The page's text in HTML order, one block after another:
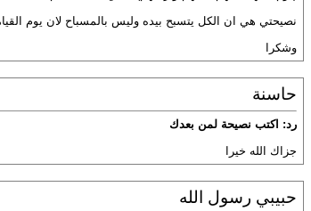
نصيحتي هي ان الكل يتسبح بيده وليس بالمسباح لان يوم
وشكرا
حاسنة
رد: اكتب نصيحة لمن بعدك
جزاك الله خيرا
حبيبي رسول الله